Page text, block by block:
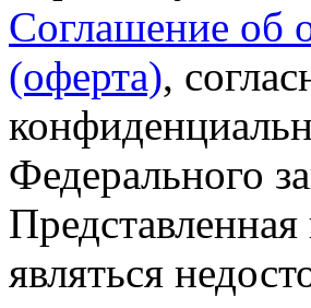
Соглашение об
(оферта),
Федерального
являться